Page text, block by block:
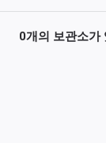
0개의 보관소가